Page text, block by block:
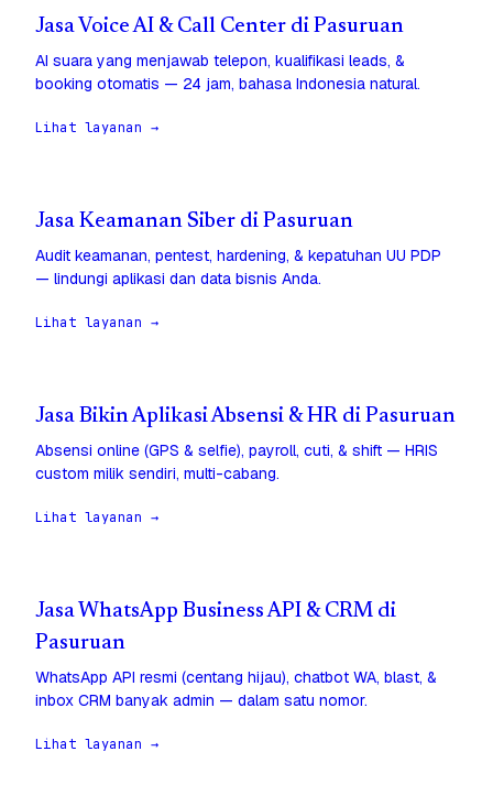
Jasa Voice AI & Call Center di Pasuruan
AI suara yang menjawab telepon, kualifikasi leads, &
booking otomatis — 24 jam, bahasa Indonesia natural.
Lihat layanan →
Jasa Keamanan Siber di Pasuruan
Audit keamanan, pentest, hardening, & kepatuhan UU PDP
— lindungi aplikasi dan data bisnis Anda.
Lihat layanan →
Jasa Bikin Aplikasi Absensi & HR di Pasuruan
Absensi online (GPS & selfie), payroll, cuti, & shift — HRIS
custom milik sendiri, multi-cabang.
Lihat layanan →
Jasa WhatsApp Business API & CRM di
Pasuruan
WhatsApp API resmi (centang hijau), chatbot WA, blast, &
inbox CRM banyak admin — dalam satu nomor.
Lihat layanan →